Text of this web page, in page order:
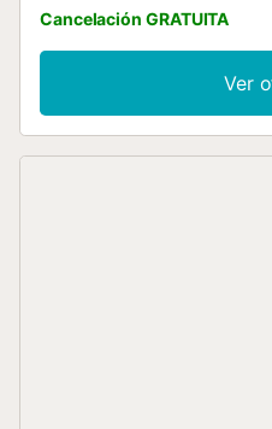
Cancelación GRATUITA
Ver